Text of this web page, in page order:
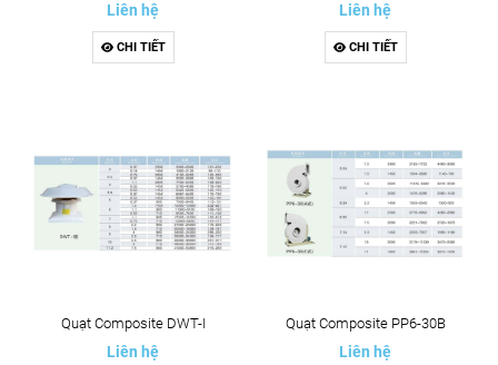
Liên hệ
CHI TIẾT
Liên hệ
CHI TIẾT
Quạt Composite DWT-I
Liên hệ
Quạt Composite PP6-30B
Liên hệ